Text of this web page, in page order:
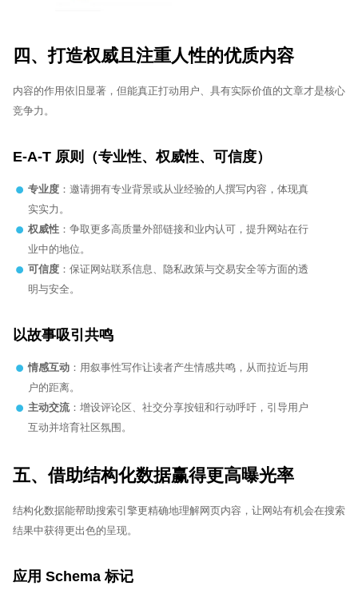
四、打造权威且注重人性的优质内容
内容的作用依旧显著，但能真正打动用户、具有实际价值的文章才是核心
竞争力。
E-A-T 原则（专业性、权威性、可信度）
专业度 ：邀请拥有专业背景或从业经验的人撰写内容，体现真
实实力。
权威性 ：争取更多高质量外部链接和业内认可，提升网站在行
业中的地位。
可信度 ：保证网站联系信息、隐私政策与交易安全等方面的透
明与安全。
以故事吸引共鸣
情感互动 ：用叙事性写作让读者产生情感共鸣，从而拉近与用
户的距离。
主动交流：增设评论区、社交分享按钮和行动呼吁，引导用户
互动并培育社区氛围。
五、借助结构化数据赢得更高曝光率
结构化数据能帮助搜索引擎更精确地理解网页内容，让网站有机会在搜索
结果中获得更出色的呈现。
应用 Schema 标记